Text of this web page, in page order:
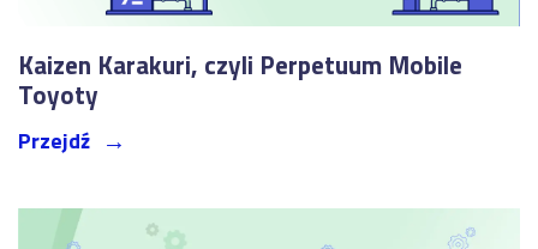
Kaizen Karakuri, czyli Perpetuum Mobile
Toyoty
Przejdź